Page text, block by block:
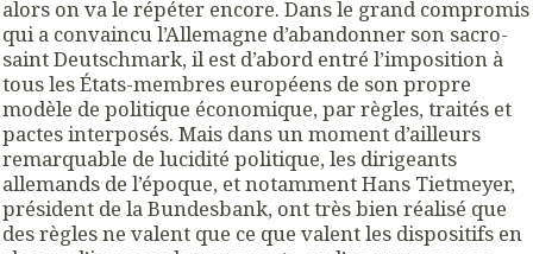
alors on va le répéter encore. Dans le grand compromis
qui a convaincu l’Allemagne d’abandonner son sacro-
saint Deutschmark, il est d’abord entré l’imposition à
tous les États-membres européens de son propre
modèle de politique économique, par règles, traités et
pactes interposés. Mais dans un moment d’ailleurs
remarquable de lucidité politique, les dirigeants
allemands de l’époque, et notamment Hans Tietmeyer,
président de la Bundesbank, ont très bien réalisé que
des règles ne valent que ce que valent les dispositifs en